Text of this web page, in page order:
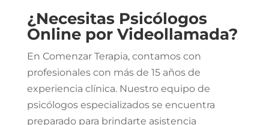
¿Necesitas Psicólogos
Online por Videollamada?
En Comenzar Terapia, contamos con
profesionales con más de 15 años de
experiencia clínica. Nuestro equipo de
psicólogos especializados se encuentra
preparado para brindarte asistencia